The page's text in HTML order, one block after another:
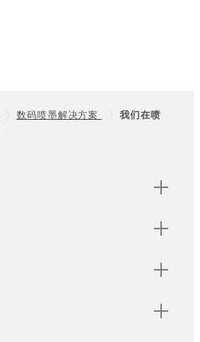
数码喷墨解决方案
我们在喷